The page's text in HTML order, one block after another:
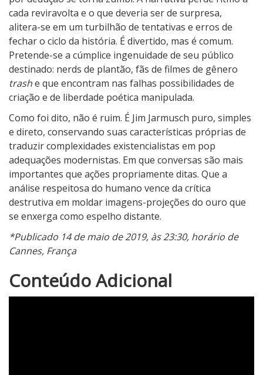
cada reviravolta e o que deveria ser de surpresa,
alitera-se em um turbilhão de tentativas e erros de
fechar o ciclo da história. É divertido, mas é comum.
Pretende-se a cúmplice ingenuidade de seu público
destinado: nerds de plantão, fãs de filmes de gênero
trashe que encontram nas falhas possibilidades de
criação e de liberdade poética manipulada.
Como foi dito, não é ruim. É Jim Jarmusch puro, simples
e direto, conservando suas características próprias de
traduzir complexidades existencialistas em pop
adequações modernistas. Em que conversas são mais
importantes que ações propriamente ditas. Que a
análise respeitosa do humano vence da crítica
destrutiva em moldar imagens-projeções do ouro que
se enxerga como espelho distante.
*Publicado 14 de maio de 2019, às 23:30, horário de
Cannes, França
N
o
Conteúdo Adicional